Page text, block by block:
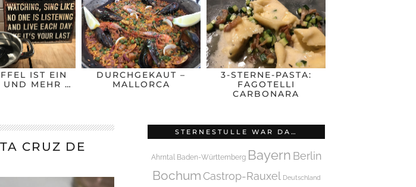
IST EIN
UND MEHR …
DURCHGEKAUT –
MALLORCA
3-STERNE-PASTA:
FAGOTELLI
CARBONARA
CRUZ DE
STERNESTULLE WAR DA…
Ahrntal Baden-Württemberg Bayern Berlin
Bochum Castrop-Rauxel Deutschland